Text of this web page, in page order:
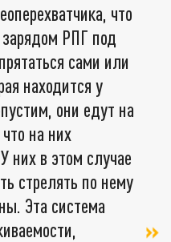
что
РПГ под
сами или
находится у
они едут на
на них
них в этом случае
стрелять по нему
Эта система